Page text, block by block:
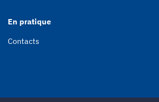
En pratique
Contacts